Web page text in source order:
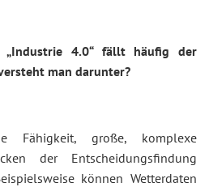
„Industrie 4.0“ fällt häufig der
versteht man darunter?
Fähigkeit, große, komplexe
der Entscheidungsfindung
können Wetterdaten